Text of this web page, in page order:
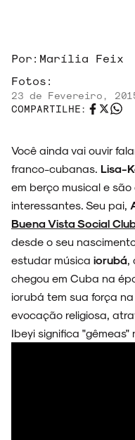
ARQUIVO
ENTREVISTAS
Por: Marília Feix
Fotos:
23 de Fevereiro,
COMPARTILHE:
Você ainda vai ouvir
franco-cubanas. Lisa-
em berço musical e
interessantes. Seu pai,
Buena Vista Social
desde o seu
estudar música iorubá,
chegou em Cuba na
iorubá tem sua força
evocação religiosa,
Ibeyi significa